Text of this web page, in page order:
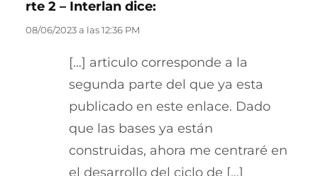
rte 2 – Interlan dice:
08/06/2023 a las 12:36 PM
[…] articulo corresponde a la
segunda parte del que ya esta
publicado en este enlace. Dado
que las bases ya están
construidas, ahora me centraré en
el desarrollo del ciclo de […]